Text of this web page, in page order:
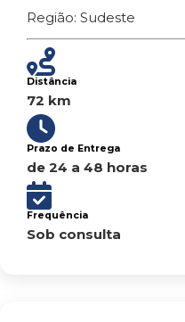
Região: Sudeste
Distância
72 km
Prazo de Entrega
de 24 a 48 horas
Frequência
Sob consulta